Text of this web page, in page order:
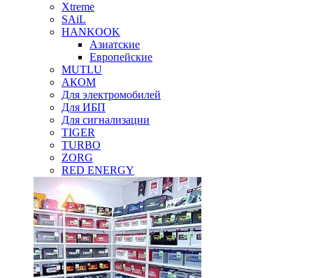
Xtreme
SAiL
HANKOOK
Азиатские
Европейские
MUTLU
АКОМ
Для электромобилей
Для ИБП
Для сигнализации
TIGER
TURBO
ZORG
RED ENERGY